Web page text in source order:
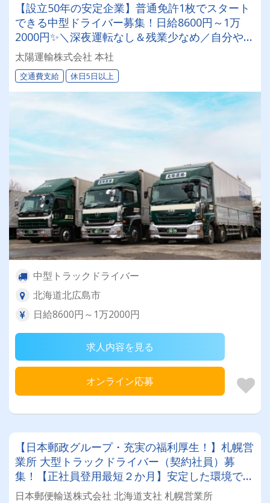
【設立50年の安定企業】普通免許1枚でスタート
できる中型ドライバー募集！日給8600円～1万
2000円✨＼深夜運転なし＆残業少なめ／自分や家
族との時間を大切にしながら働けます♪ ★一人一
台の専用車両
太陽運輸株式会社 本社
交通費支給 休日5日以上
中型トラックドライバー
北海道北広島市
日給8600円～1万2000円
求人内容を見る
オンライン応募
【日本郵政グループ・充実の福利厚生！】札幌営
業所 大型トラックドライバー（契約社員）募
集！【正社員登用最短２か月】安定した環境で腰
を据えて働きたい、そんなあなたにピッタリ！
日本郵便輸送株式会社 北海道支社 札幌営業所